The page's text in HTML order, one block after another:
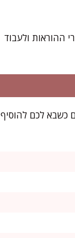
ההוראות ולעבוד
מושלם כשבא לכם להוסיף